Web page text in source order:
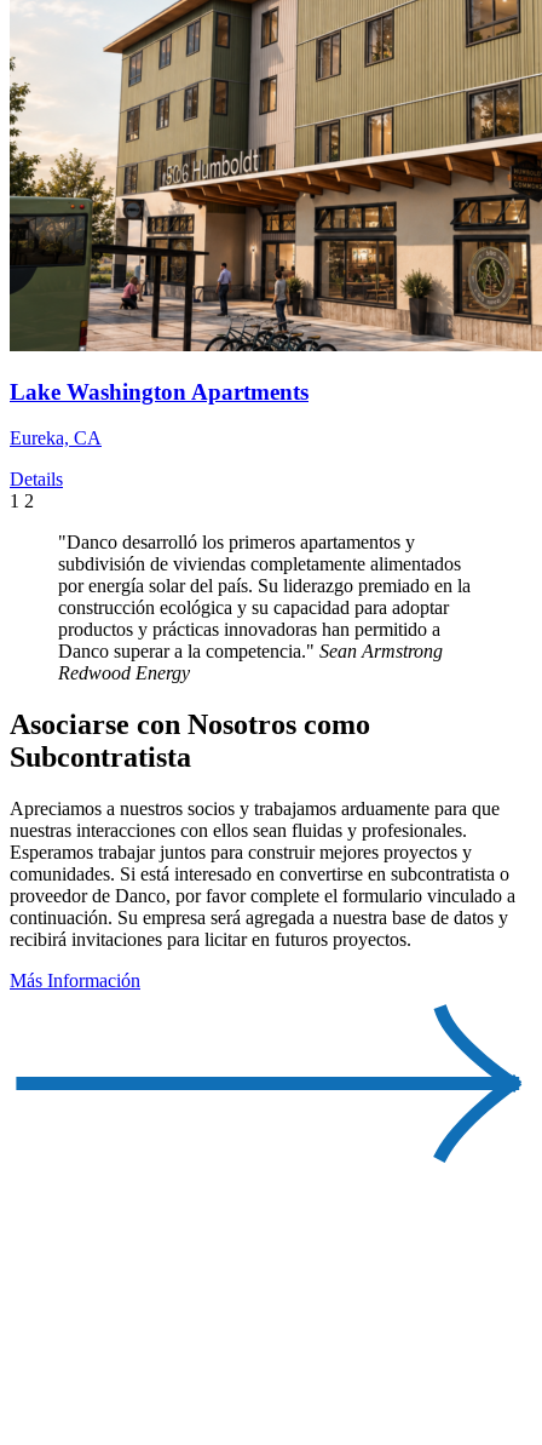
Lake Washington Apartments
Eureka, CA
Details
1 2
"Danco desarrolló los primeros apartamentos y
subdivisión de viviendas completamente alimentados
por energía solar del país. Su liderazgo premiado en la
construcción ecológica y su capacidad para adoptar
productos y prácticas innovadoras han permitido a
Danco superar a la competencia." Sean Armstrong
Redwood Energy
Asociarse con Nosotros como
Subcontratista
Apreciamos a nuestros socios y trabajamos arduamente para que
nuestras interacciones con ellos sean fluidas y profesionales.
Esperamos trabajar juntos para construir mejores proyectos y
comunidades. Si está interesado en convertirse en subcontratista o
proveedor de Danco, por favor complete el formulario vinculado a
continuación. Su empresa será agregada a nuestra base de datos y
recibirá invitaciones para licitar en futuros proyectos.
Más Información